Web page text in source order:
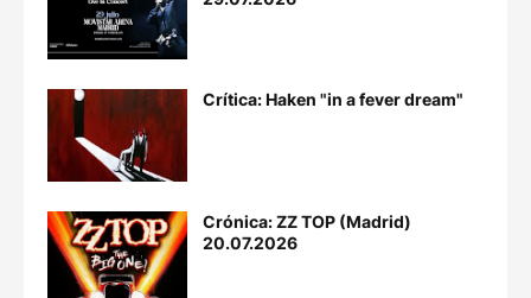
Crítica: Haken "in a fever dream"
Crónica: ZZ TOP (Madrid)
20.07.2026